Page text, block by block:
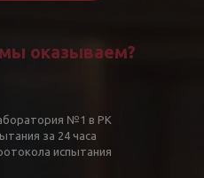
№1 в РК
за 24 часа
испытания
оказываем?